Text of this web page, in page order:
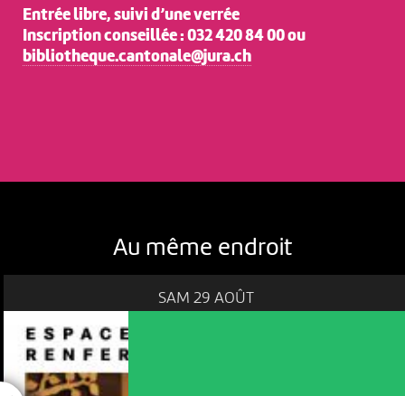
Entrée libre, suivi d’une verrée
Inscription conseillée : 032 420 84 00 ou
bibliotheque.cantonale@jura.ch
Au même endroit
SAM 29 AOÛT